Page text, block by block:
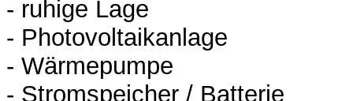
- ruhige Lage
- Photovoltaikanlage
- Wärmepumpe
- Stromspeicher / Batterie